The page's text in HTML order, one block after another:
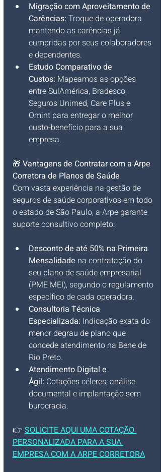
Migração com Aproveitamento de
Carências: Troque de operadora
mantendo as carências já
cumpridas por seus colaboradores
e dependentes.
Estudo Comparativo de
Custos: Mapeamos as opções
entre SulAmérica, Bradesco,
Seguros Unimed, Care Plus e
Omint para entregar o melhor
custo-benefício para a sua
empresa.
🎁 Vantagens de Contratar com a Arpe
Corretora de Planos de Saúde
Com vasta experiência na gestão de
seguros de saúde corporativos em todo
o estado de São Paulo, a Arpe garante
suporte consultivo completo:
Desconto de até 50% na Primeira
Mensalidade na contratação do
seu plano de saúde empresarial
(PME MEI), segundo o regulamento
específico de cada operadora.
Consultoria Técnica
Especializada: Indicação exata do
menor degrau de plano que
concede atendimento na Bene de
Rio Preto.
Atendimento Digital e
Ágil: Cotações céleres, análise
documental e implantação sem
burocracia.
👉 SOLICITE AQUI UMA COTAÇÃO
PERSONALIZADA PARA A SUA
EMPRESA COM A ARPE CORRETORA